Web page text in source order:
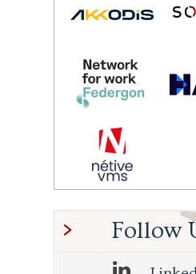
Follow